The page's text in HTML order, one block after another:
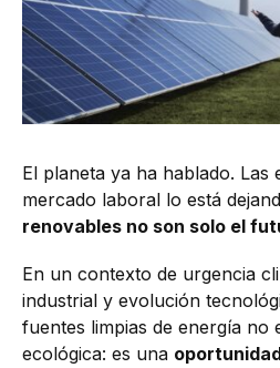
El planeta ya ha hablado. Las
mercado laboral lo está
renovables no son solo el
En un contexto de urgencia
industrial y evolución
fuentes limpias de energía no
ecológica: es una